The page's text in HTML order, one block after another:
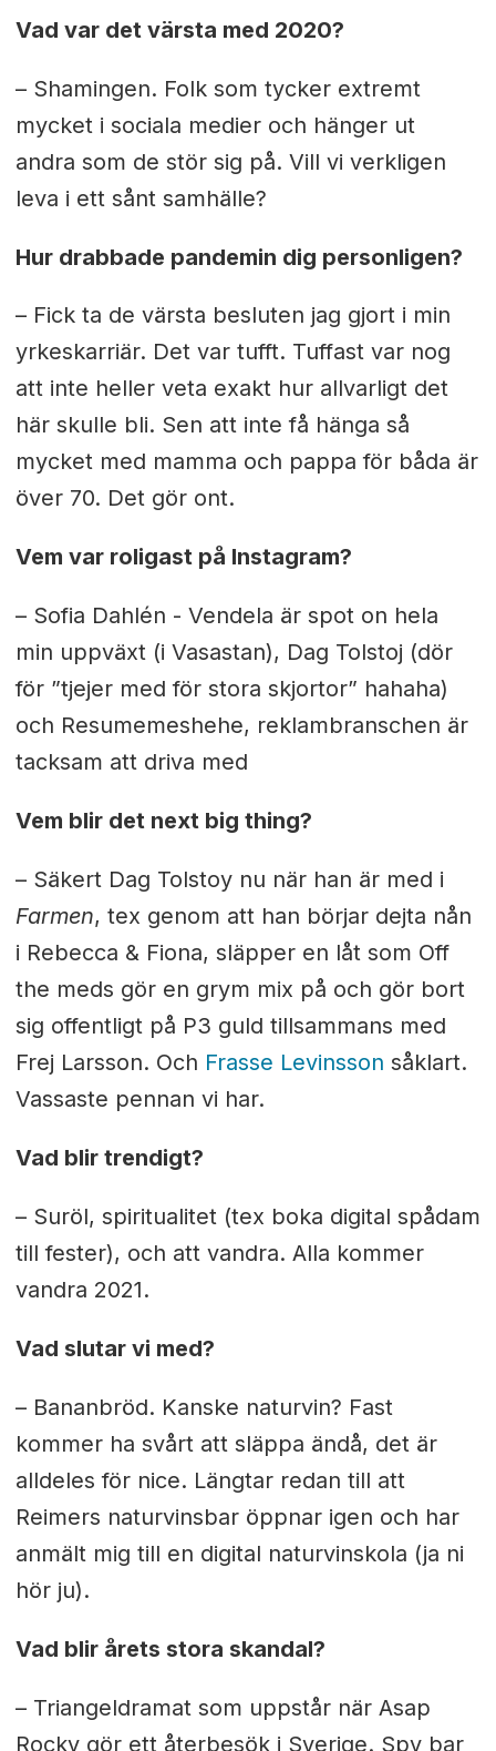
Vad var det värsta med 2020?
– Shamingen. Folk som tycker extremt
mycket i sociala medier och hänger ut
andra som de stör sig på. Vill vi verkligen
leva i ett sånt samhälle?
Hur drabbade pandemin dig personligen?
– Fick ta de värsta besluten jag gjort i min
yrkeskarriär. Det var tufft. Tuffast var nog
att inte heller veta exakt hur allvarligt det
här skulle bli. Sen att inte få hänga så
mycket med mamma och pappa för båda är
över 70. Det gör ont.
Vem var roligast på Instagram?
– Sofia Dahlén - Vendela är spot on hela
min uppväxt (i Vasastan), Dag Tolstoj (dör
för ”tjejer med för stora skjortor” hahaha)
och Resumemeshehe, reklambranschen är
tacksam att driva med
Vem blir det next big thing?
– Säkert Dag Tolstoy nu när han är med i
Farmen, tex genom att han börjar dejta nån
i Rebecca & Fiona, släpper en låt som Off
the meds gör en grym mix på och gör bort
sig offentligt på P3 guld tillsammans med
Frej Larsson. Och Frasse Levinsson såklart.
Vassaste pennan vi har.
Vad blir trendigt?
– Suröl, spiritualitet (tex boka digital spådam
till fester), och att vandra. Alla kommer
vandra 2021.
Vad slutar vi med?
– Bananbröd. Kanske naturvin? Fast
kommer ha svårt att släppa ändå, det är
alldeles för nice. Längtar redan till att
Reimers naturvinsbar öppnar igen och har
anmält mig till en digital naturvinskola (ja ni
hör ju).
Vad blir årets stora skandal?
– Triangeldramat som uppstår när Asap
Rocky gör ett återbesök i Sverige. Spy bar